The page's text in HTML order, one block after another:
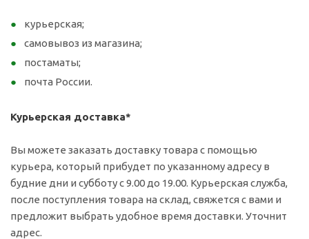
курьерская;
самовывоз из магазина;
постаматы;
почта России.
Курьерская доставка*
Вы можете заказать доставку товара с помощью
курьера, который прибудет по указанному адресу в
будние дни и субботу с 9.00 до 19.00. Курьерская служба,
после поступления товара на склад, свяжется с вами и
предложит выбрать удобное время доставки. Уточнит
адрес.